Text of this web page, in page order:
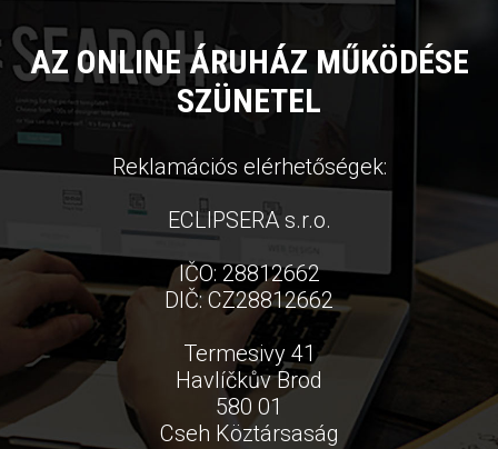
AZ ONLINE ÁRUHÁZ MŰKÖDÉSE
SZÜNETEL
Reklamációs elérhetőségek:
ECLIPSERA s.r.o.
IČO: 28812662
DIČ: CZ28812662
Termesivy 41
Havlíčkův Brod
580 01
Cseh Köztársaság